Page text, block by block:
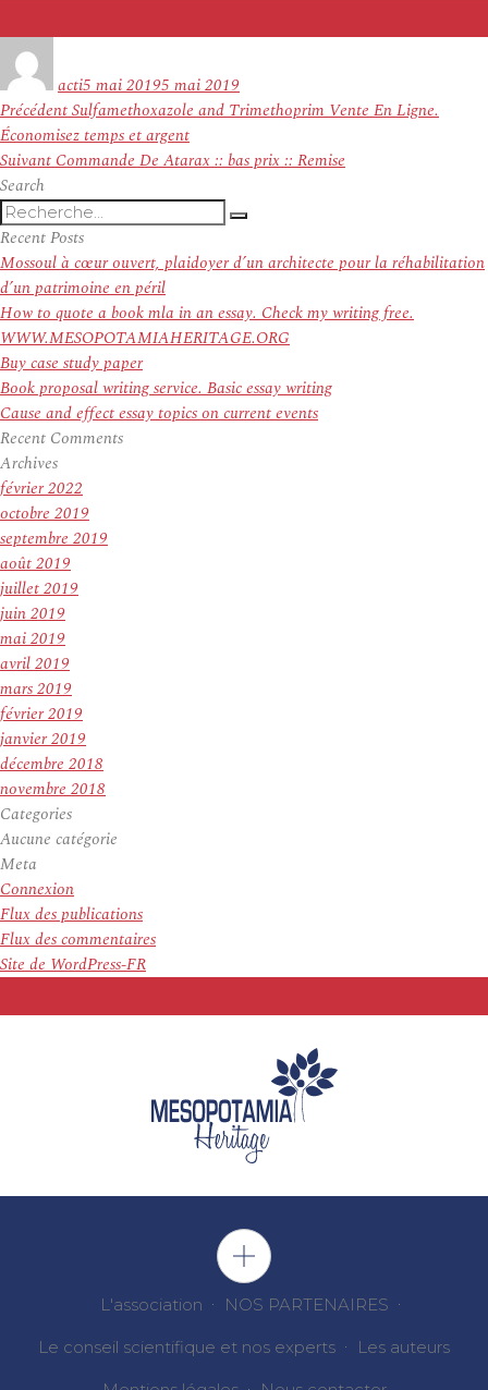
actile
5 mai 20195 mai 2019
Navigation
de
l’article
PrécédentArticle
précédent :
Sulfamethoxazole and Trimethoprim Vente En Ligne.
Économisez temps et argent
Suivant Article
Commande De Atarax :: bas prix :: Remise
Search
Recherche
pour
:
Recherche
Recent Posts
Mossoul à cœur ouvert, plaidoyer d’un architecte pour la réhabilitation
d’un patrimoine en péril
How to quote a book mla in an essay. Check my writing free.
WWW.MESOPOTAMIAHERITAGE.ORG
Buy case study paper
Book proposal writing service. Basic essay writing
Cause and effect essay topics on current events
Recent Comments
Archives
février 2022
octobre 2019
septembre 2019
août 2019
juillet 2019
juin 2019
mai 2019
avril 2019
mars 2019
février 2019
janvier 2019
décembre 2018
novembre 2018
Categories
Aucune catégorie
Meta
Connexion
Flux des publications
Flux des commentaires
Site de WordPress-FR
L'association NOS PARTENAIRES
Le conseil scientifique et nos experts Les auteurs